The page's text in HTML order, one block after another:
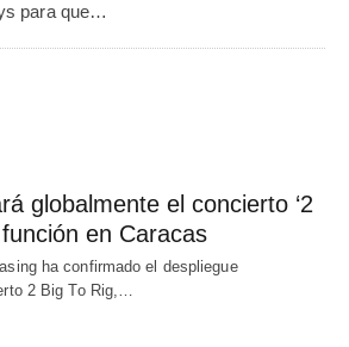
para que…
globalmente el concierto ‘2
función en Caracas
ha confirmado el despliegue
2 Big To Rig,…